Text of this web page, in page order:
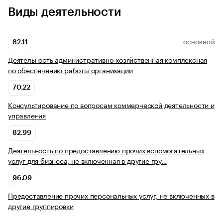
Виды деятельности
82.11 ОСНОВНОЙ
Деятельность административно-хозяйственная комплексная
по обеспечению работы организации
70.22
Консультирование по вопросам коммерческой деятельности и
управления
82.99
Деятельность по предоставлению прочих вспомогательных
услуг для бизнеса, не включенная в другие гру…
96.09
Предоставление прочих персональных услуг, не включенных в
другие группировки